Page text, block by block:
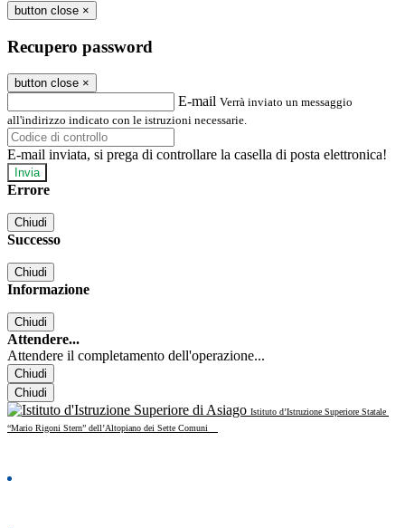
button close ×
Recupero password
button close ×
E-mail Verrà inviato un messaggio
all'indirizzo indicato con le istruzioni necessarie.
E-mail inviata, si prega di controllare la casella di posta elettronica!
Errore
Chiudi
Successo
Chiudi
Informazione
Chiudi
Attendere...
Attendere il completamento dell'operazione...
Chiudi
Chiudi
Istituto d’Istruzione Superiore Statale
“Mario Rigoni Stern” dell’Altopiano dei Sette Comuni